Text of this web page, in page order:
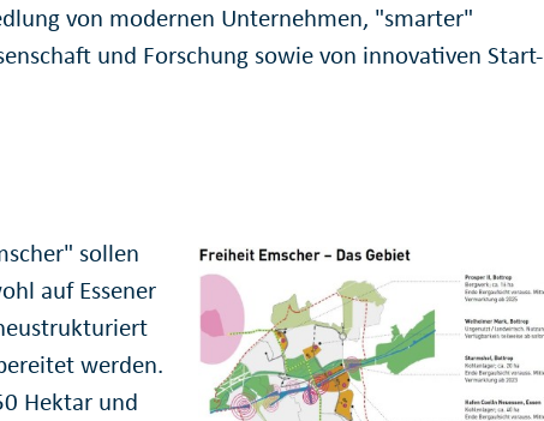
von modernen Unternehmen, "smarter"
und Forschung sowie von innovativen Start-
sollen
auf Essener
werden.
Hektar und